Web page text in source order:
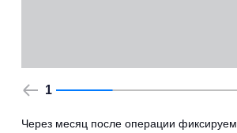
1
Через месяц после операции фиксируем